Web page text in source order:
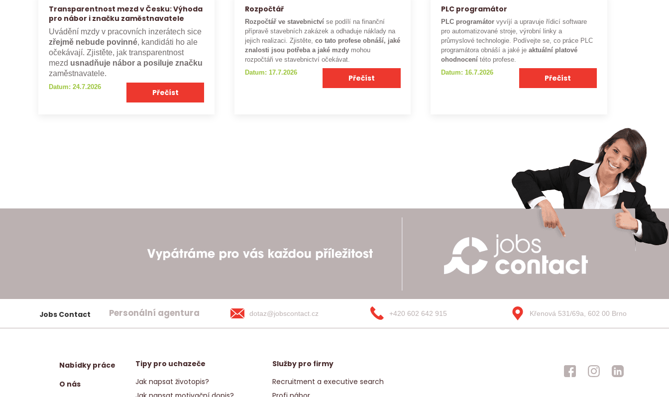
Transparentnost mezd v Česku: Výhoda
pro nábor i značku zaměstnavatele
Uvádění mzdy v pracovních inzerátech sice
zřejmě nebude povinné, kandidáti ho ale
očekávají. Zjistěte, jak transparentnost
mezd usnadňuje nábor a posiluje značku
zaměstnavatele.
Datum: 24.7.2026
Přečíst
Rozpočtář
Rozpočtář ve stavebnictví se podílí na finanční
přípravě stavebních zakázek a odhaduje náklady na
jejich realizaci. Zjistěte,co tato profese obnáší, jaké
znalosti jsou potřeba a jaké mzdy mohou
rozpočtáři ve stavebnictví očekávat.
Datum: 17.7.2026
Přečíst
PLC programátor
PLC programátor vyvíjí a upravuje řídicí software
pro automatizované stroje, výrobní linky a
průmyslové technologie. Podívejte se, co práce PLC
programátora obnáší a jaké je aktuální platové
ohodnocení této profese.
Datum: 16.7.2026
Přečíst
Jobs Contact Personální agentura dotaz@jobscontact.cz +420 602 642 915 Křenová 531/69a, 602 00 Brno
Nabídky práce
O nás
Tipy pro uchazeče
Jak napsat životopis?
Služby pro firmy
Recruitment a executive search